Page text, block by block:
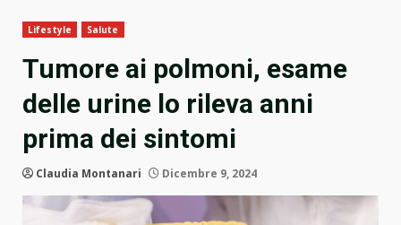
Lifestyle Salute
Tumore ai polmoni, esame
delle urine lo rileva anni
prima dei sintomi
Claudia Montanari Dicembre 9, 2024